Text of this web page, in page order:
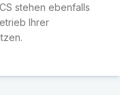
stehen ebenfalls
Ihrer